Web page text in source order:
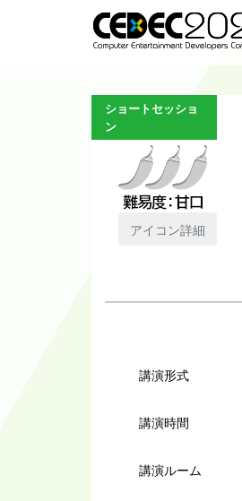
ショートセッショ
ン
アイコン詳細
講演形式
講演時間
講演ルーム